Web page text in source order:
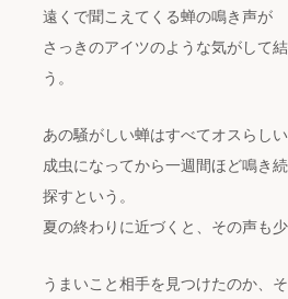
遠くで聞こえてくる蝉の鳴き声が
さっきのアイツのような気がして
う。
あの騒がしい蝉はすべてオスらしい
成虫になってから一週間ほど鳴き
探すという。
夏の終わりに近づくと、その声も
うまいこと相手を見つけたのか、